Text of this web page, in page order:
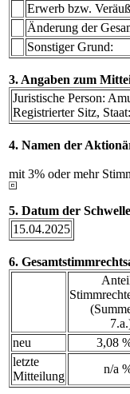
Erwerb bzw.
Änderung der
Sonstiger Grund:
3. Angaben zum
Juristische Person:
Registrierter Sitz,
4. Namen der
mit 3% oder mehr
5. Datum der
15.04.2025
6.
neu 3,08
letzte
Mitteilung
n/a